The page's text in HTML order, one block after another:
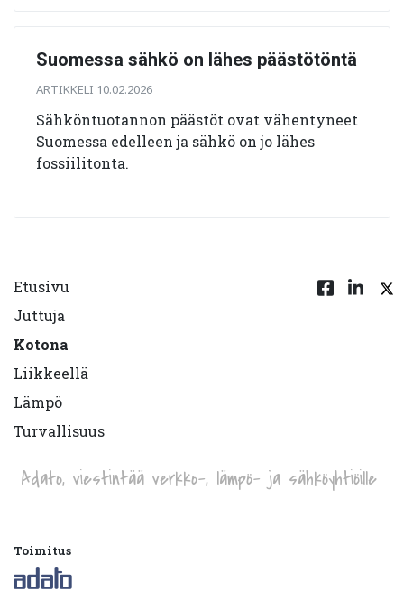
Suomessa sähkö on lähes päästötöntä
ARTIKKELI 10.02.2026
Sähköntuotannon päästöt ovat vähentyneet
Suomessa edelleen ja sähkö on jo lähes
fossiilitonta.
Etusivu
Juttuja
Kotona
Liikkeellä
Lämpö
Turvallisuus
Adato, viestintää verkko-, lämpö- ja sähköyhtiöille
Toimitus